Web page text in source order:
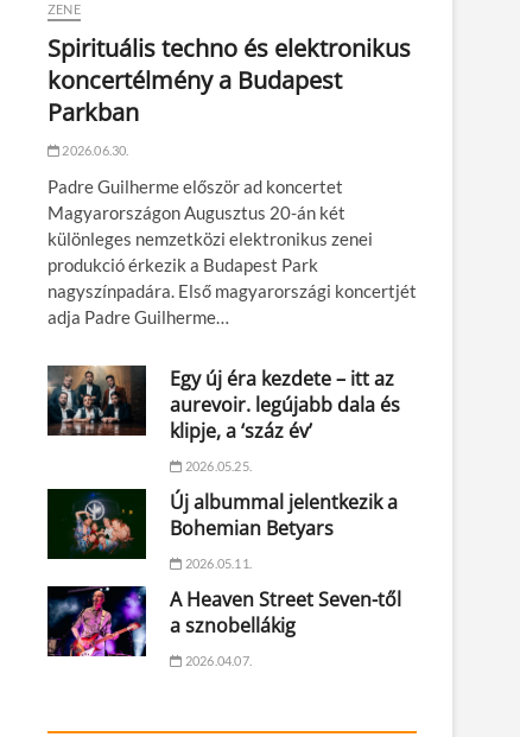
ZENE
Spirituális techno és elektronikus
koncertélmény a Budapest
Parkban
2026.06.30.
Padre Guilherme először ad koncertet
Magyarországon Augusztus 20-án két
különleges nemzetközi elektronikus zenei
produkció érkezik a Budapest Park
nagyszínpadára. Első magyarországi koncertjét
adja Padre Guilherme…
Egy új éra kezdete – itt az
aurevoir. legújabb dala és
klipje, a ‘száz év’
2026.05.25.
Új albummal jelentkezik a
Bohemian Betyars
2026.05.11.
A Heaven Street Seven-től
a sznobellákig
2026.04.07.